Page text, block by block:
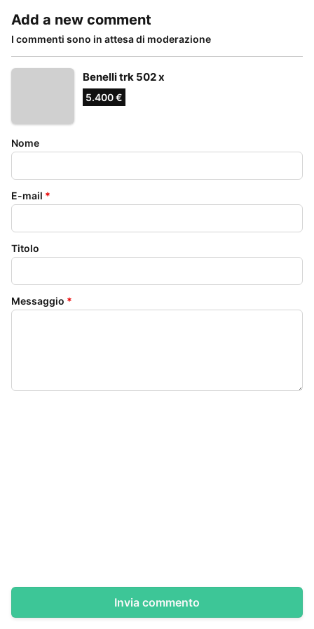
Add a new comment
I commenti sono in attesa di moderazione
Benelli trk 502 x
5.400 €
Nome
E-mail *
Titolo
Messaggio *
Invia commento